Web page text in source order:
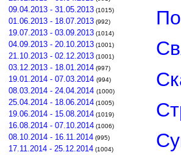
09.04.2013 - 31.05.2013 (1015)
01.06.2013 - 18.07.2013 (992)
19.07.2013 - 03.09.2013 (1014)
04.09.2013 - 20.10.2013 (1001)
21.10.2013 - 02.12.2013 (1001)
03.12.2013 - 18.01.2014 (997)
19.01.2014 - 07.03.2014 (994)
08.03.2014 - 24.04.2014 (1000)
25.04.2014 - 18.06.2014 (1005)
19.06.2014 - 15.08.2014 (1019)
16.08.2014 - 07.10.2014 (1006)
08.10.2014 - 16.11.2014 (995)
17.11.2014 - 25.12.2014 (1004)